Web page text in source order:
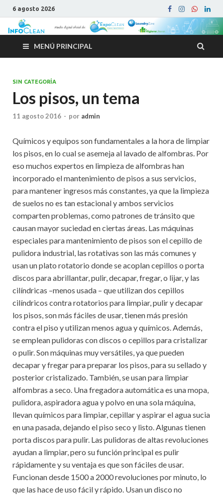
6 agosto 2026
MENÚ PRINCIPAL
SIN CATEGORÍA
Los pisos, un tema
11 agosto 2016 - por admin
Químicos y equipos son fundamentales a la hora de limpiar
los pisos, en lo cual se asemeja al lavado de alfombras. Por
eso muchos expertos en limpieza de alfombras han
incorporado el mantenimiento de pisos a sus servicios,
para mantener ingresos más constantes, ya que la limpieza
de suelos no es tan estacional y ambos servicios
comparten problemas, como patrones de tránsito que
causan mayor suciedad en ciertas áreas. Las máquinas
especiales para mantenimiento de pisos son el cepillo de
pulidora industrial, las rotativas son las más comunes y
usan un plato rotatorio donde se acoplan cepillos o porta
discos para abrillantar, pulir, decapar, fregar, o lijar, y las
cilíndricas –menos usada – que utilizan dos cepillos
cilíndricos contra rotatorios para limpiar, pulir y decapar
los pisos, son más fáciles de usar, tienen más presión
contra el piso y utilizan menos agua y químicos. Además,
se emplean pulidoras con discos o cepillos para cristalizar
o pulir. Son máquinas muy versátiles, ya que pueden
decapar y fregar para preparar los pisos, para su sellado y
posterior cristalizado. También, se usan para limpiar
alfombras a seco. Una fregadora automática es una mopa,
pulidora, aspiradora agua y polvo en una sola máquina,
llevan químicos para limpiar, cepillar y aspirar el agua sucia
en una pasada, dejando el piso seco y listo. Algunas tienen
porta discos para pulir. Las pulidoras de altas revoluciones
ayudan a limpiar, pero su función principal es pulir
rápidamente y su ventaja es que son fáciles de usar.
Funcionan desde 1500 a 2000 revoluciones por minuto, lo
que las hace de uso fácil y rápido. Usan un disco no